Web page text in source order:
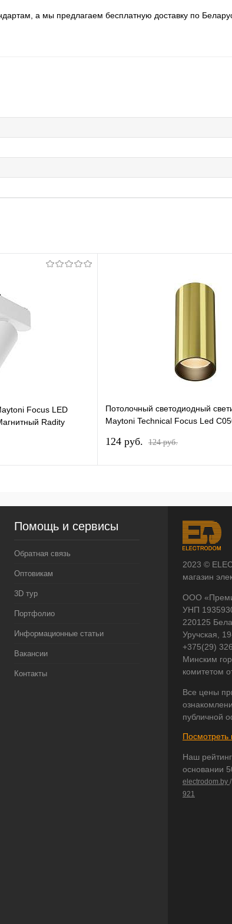
а мы предлагаем бесплатную доставку по
Focus LED
Radity
Потолочный светодиодный
Maytoni Technical Focus Led
124 pуб. 124 pуб.
Помощь и сервисы
Обратная связь
Оптовикам
3D тур
Портфолио
Информационные статьи
Вакансии
Контакты
2023 ©
магазин
ООО
УНП
220125
Уручская,
+375(29)
Минским
комитетом
Все цены
публичной
Посмотреть
Наш
основании
electrodom.by /
921